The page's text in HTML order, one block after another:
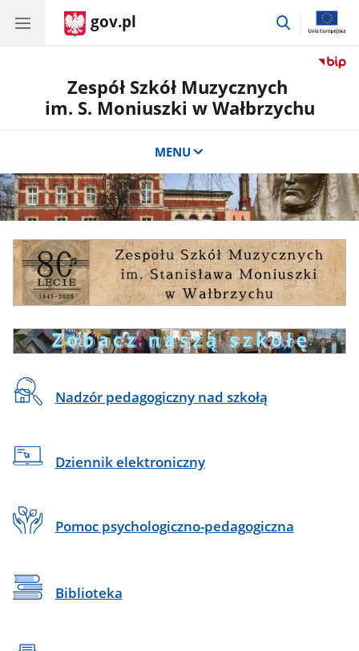
gov.pl
przejdź
Zespół Szkół Muzycznych
im. S. Moniuszki w Wałbrzychu
MENU
Nadzór pedagogiczny nad szkołą
Dziennik elektroniczny
Pomoc psychologiczno-pedagogiczna
Biblioteka